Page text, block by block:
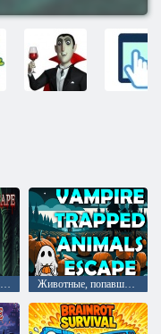
Побег из логова Носферату Животные, попавшие в ловушку вампиров, сбегают